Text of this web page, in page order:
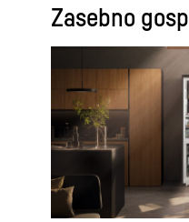
Zasebno